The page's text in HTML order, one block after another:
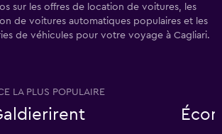
sur les offres de location de voitures, les
de voitures automatiques populaires et les
de véhicules pour votre voyage à Cagliari.
LA PLUS POPULAIRE